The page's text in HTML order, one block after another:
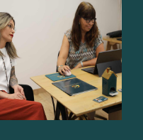
Fours-
nos
immobilierest
agence est là